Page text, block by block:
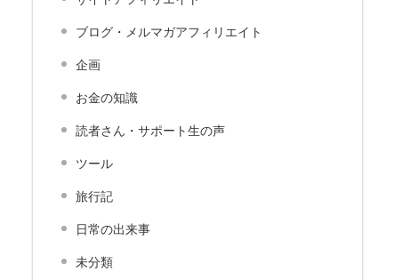
ブログ・メルマガアフィリエイト
企画
お金の知識
読者さん・サポート生の声
ツール
旅行記
日常の出来事
未分類